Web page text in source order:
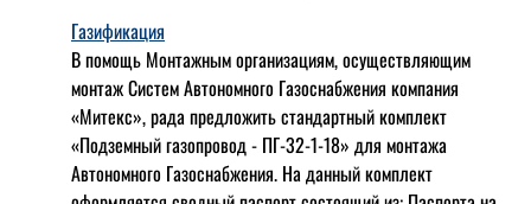
Газификация
В помощь Монтажным организациям, осуществляющим
монтаж Систем Автономного Газоснабжения компания
«Митекс», рада предложить стандартный комплект
«Подземный газопровод - ПГ-32-1-18» для монтажа
Автономного Газоснабжения. На данный комплект